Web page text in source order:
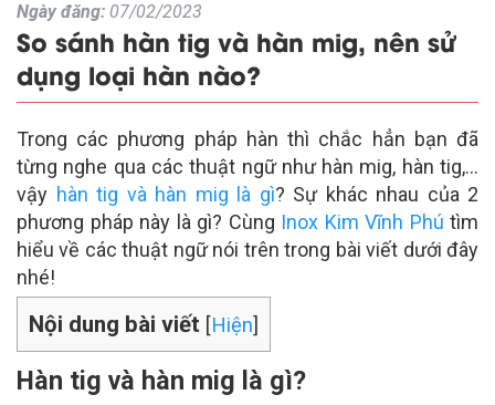
Ngày đăng: 07/02/2023
So sánh hàn tig và hàn mig, nên sử
dụng loại hàn nào?
Trong các phương pháp hàn thì chắc hẳn bạn đã
từng nghe qua các thuật ngữ như hàn mig, hàn tig,…
vậy hàn tig và hàn mig là gì? Sự khác nhau của 2
phương pháp này là gì? Cùng Inox Kim Vĩnh Phú tìm
hiểu về các thuật ngữ nói trên trong bài viết dưới đây
nhé!
Nội dung bài viết [Hiện]
Hàn tig và hàn mig là gì?